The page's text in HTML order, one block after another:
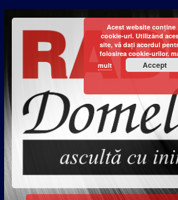
Acest website conține
cookie-uri. Utilizând
site, vă dați acordul
folosirea cookie-urilor.
mult
Accept